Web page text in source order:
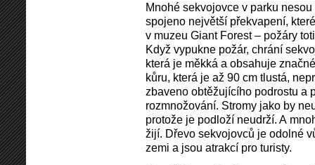
Mnohé sekvojovce v parku
spojeno největší překvapení,
v muzeu Giant Forest – požáry
Když vypukne požár, chrání
která je měkká a obsahuje
kůru, která je až 90 cm tlustá,
zbaveno obtěžujícího podrostu a
rozmnožování. Stromy jako by
protože je podloží neudrží. A
žijí. Dřevo sekvojovců je odolné
zemi a jsou atrakcí pro turisty.